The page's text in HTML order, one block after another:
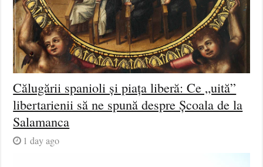
Călugării spanioli și piața liberă: Ce „uită”
libertarienii să ne spună despre Școala de la
Salamanca
1 day ago